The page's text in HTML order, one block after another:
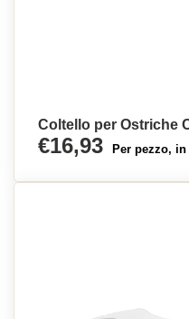
Coltello per Ostriche
€16,93 Per pezzo,